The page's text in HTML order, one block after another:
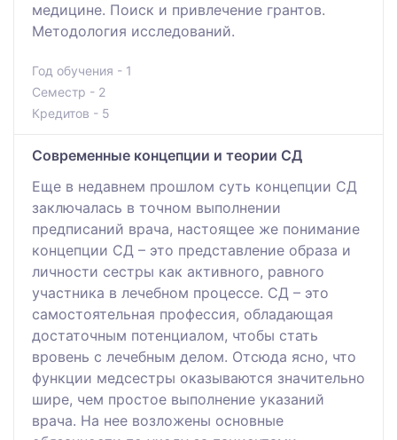
медицине. Поиск и привлечение грантов.
Методология исследований.
Год обучения - 1
Семестр - 2
Кредитов - 5
Современные концепции и теории СД
Еще в недавнем прошлом суть концепции СД
заключалась в точном выполнении
предписаний врача, настоящее же понимание
концепции СД – это представление образа и
личности сестры как активного, равного
участника в лечебном процессе. СД – это
самостоятельная профессия, обладающая
достаточным потенциалом, чтобы стать
вровень с лечебным делом. Отсюда ясно, что
функции медсестры оказываются значительно
шире, чем простое выполнение указаний
врача. На нее возложены основные